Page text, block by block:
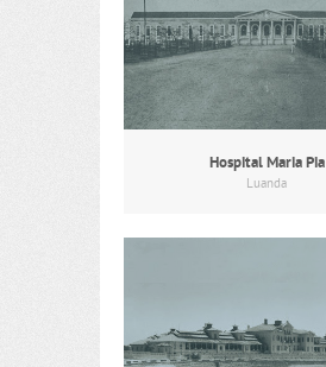
Hospital Maria Pia
Luanda